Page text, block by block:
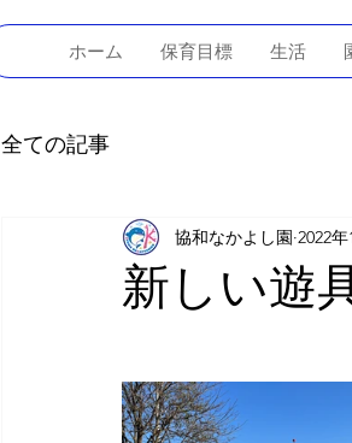
ホーム 保育目標 生活
全ての記事
新しい遊
協和なかよし園 2022